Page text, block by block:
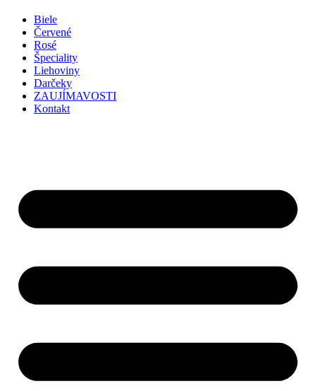
Biele
Červené
Rosé
Špeciality
Liehoviny
Darčeky
ZAUJÍMAVOSTI
Kontakt